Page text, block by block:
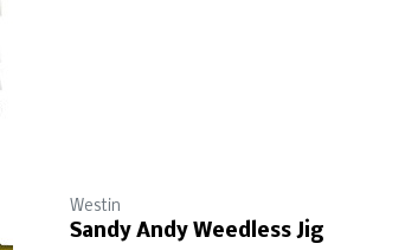
Westin
Sandy Andy Weedless Jig